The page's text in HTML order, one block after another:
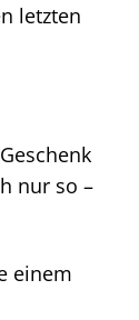
letzten
nur so –
einem